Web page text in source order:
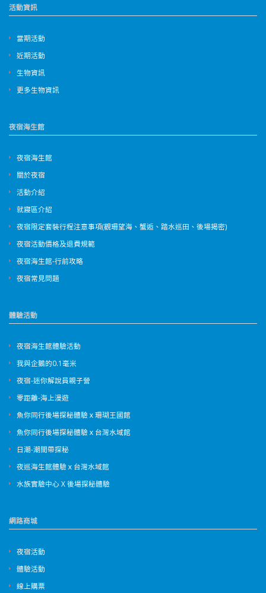
活動資訊
當期活動
近期活動
生物資訊
更多生物資訊
夜宿海生館
夜宿海生館
關於夜宿
活動介紹
就寢區介紹
夜宿限定套裝行程注意事項(觀珊望海、蟹逅、踏水巡田、後場揭密)
夜宿活動價格及退費規範
夜宿海生館-行前攻略
夜宿常見問題
體驗活動
夜宿海生館體驗活動
我與企鵝的0.1毫米
夜宿-迷你解說員親子營
零距離-海上漫遊
魚你同行後場探秘體驗ｘ珊瑚王國館
魚你同行後場探秘體驗ｘ台灣水域館
日潮-潮間帶探秘
夜巡海生館體驗ｘ台灣水域館
水族實驗中心 X 後場探秘體驗
網路商城
夜宿活動
體驗活動
線上購票